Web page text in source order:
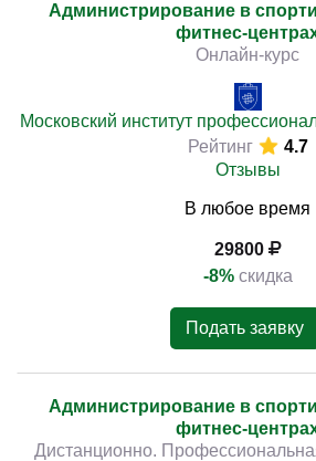
Администрирование в
фитнес-
Онлайн-курс
Московский институт
Рейтинг
4.7
Отзывы
В любое время
29800
-8% скидка
Подать заявку
Администрирование в
фитнес-
Дистанционно.